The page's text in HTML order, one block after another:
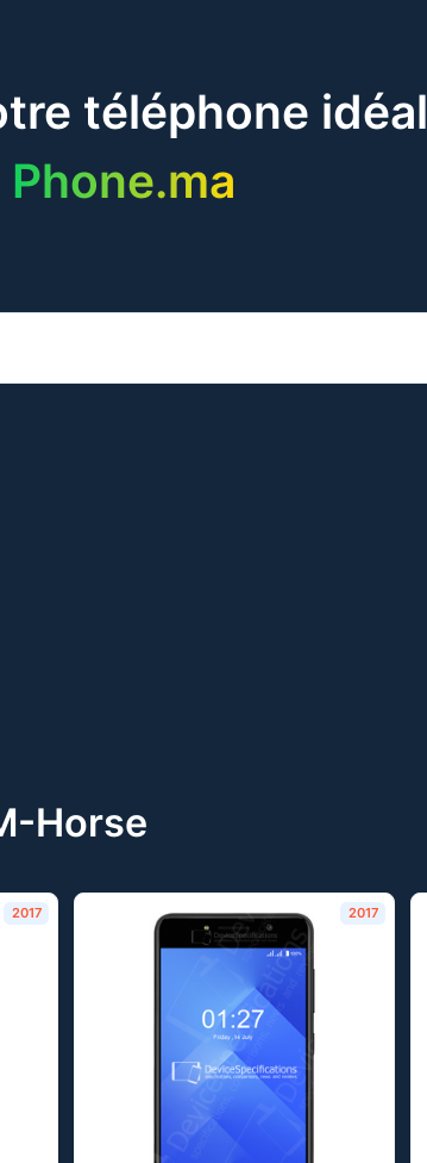
téléphone idéal
Phone.ma
Horse
2017 2017